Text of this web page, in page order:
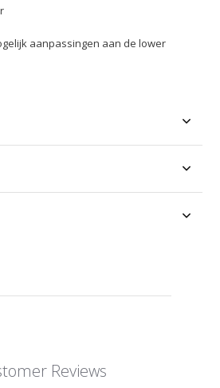
aanpassingen aan de lower
Reviews